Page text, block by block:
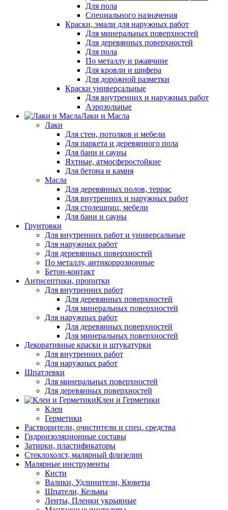
Для пола
Специального назначения
Краски, эмали для наружных работ
Для минеральных поверхностей
Для деревянных поверхностей
Для пола
По металлу и ржавчине
Для кровли и шифера
Для дорожной разметки
Краски универсальные
Для внутренних и наружных работ
Аэрозольные
Лаки и Масла
Лаки
Для стен, потолков и мебели
Для паркета и деревянного пола
Для бани и сауны
Яхтные, атмосферостойкие
Для бетона и камня
Масла
Для деревянных полов, террас
Для внутренних и наружных работ
Для столешниц, мебели
Для бани и сауны
Грунтовки
Для внутренних работ и универсальные
Для наружных работ
Для деревянных поверхностей
По металлу, антикоррозионные
Бетон-контакт
Антисептики, пропитки
Для внутренних работ
Для деревянных поверхностей
Для минеральных поверхностей
Для наружных работ
Для деревянных поверхностей
Для минеральных поверхностей
Декоративные краски и штукатурки
Для внутренних работ
Для наружных работ
Шпатлевки
Для минеральных поверхностей
Для деревянных поверхностей
Клеи и Герметики
Клеи
Герметики
Растворители, очистители и спец. средства
Гидроизоляционные составы
Затирки, пластификаторы
Стеклохолст, малярный флизелин
Малярные инструменты
Кисти
Валики, Удлинители, Кюветы
Шпатели, Кельмы
Ленты, Пленки укрывные